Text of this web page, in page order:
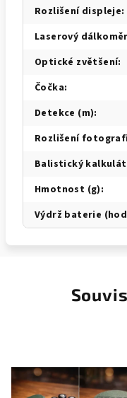
Rozlišení displeje:
Laserový dálkoměr
Optické zvětšení:
Čočka:
Detekce (m):
Rozlišení
Balistický
Hmotnost (g):
Výdrž baterie